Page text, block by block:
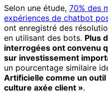
Selon une étude, 70% des
expériences de chatbot
ont enregistré des
en utilisant des bots. Plus
interrogées ont convenu
sur investissement
un pourcentage similaire
Artificielle comme un
culture axée client ».